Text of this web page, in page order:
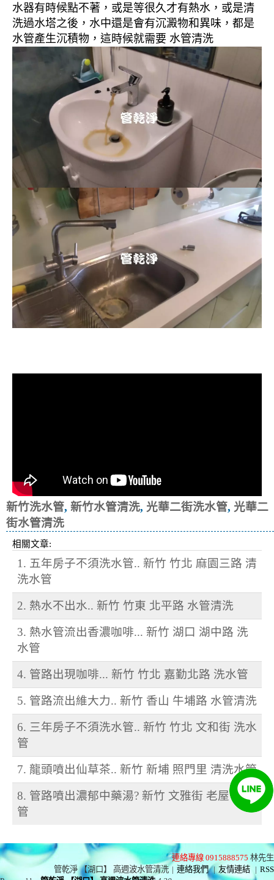
水器有時候點不著，或是等很久才有熱水，或是清
洗過水塔之後，水中還是會有沉澱物和異味，都是
水管產生沉積物，這時候就需要 水管清洗
新竹洗水管, 新竹水管清洗, 光華二街洗水管, 光華二
街水管清洗
相關文章:
1. 五年房子不須洗水管.. 新竹 竹北 麻園三路 清
洗水管
2. 熱水不出水.. 新竹 竹東 北平路 水管清洗
3. 熱水管流出香濃咖啡... 新竹 湖口 湖中路 洗
水管
4. 管路出現咖啡... 新竹 竹北 嘉勤北路 洗水管
5. 管路流出維大力.. 新竹 香山 牛埔路 水管清洗
6. 三年房子不須洗水管.. 新竹 竹北 文和街 洗水
管
7. 龍頭噴出仙草茶.. 新竹 新埔 照門里 清洗水管
8. 管路噴出濃郁中藥湯? 新竹 文雅街 老屋 洗水
管
連絡專線 0915888575 林先生
管乾淨 【湖口】 高週波水管清洗 | 連絡我們 | 友情連結 | RSS